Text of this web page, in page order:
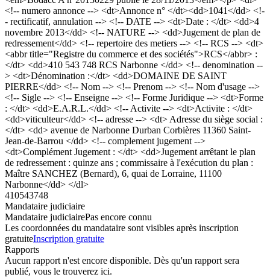
<!-- numero annonce --> <dt>Annonce n° </dt><dd>1041</dd> <!-
- rectificatif, annulation --> <!-- DATE --> <dt>Date : </dt> <dd>4
novembre 2013</dd> <!-- NATURE --> <dd>Jugement de plan de
redressement</dd> <!-- repertoire des metiers --> <!-- RCS --> <dt>
<abbr title="Registre du commerce et des sociétés">RCS</abbr> :
</dt> <dd>410 543 748 RCS Narbonne </dd> <!-- denomination --
> <dt>Dénomination :</dt> <dd>DOMAINE DE SAINT
PIERRE</dd> <!-- Nom --> <!-- Prenom --> <!-- Nom d'usage -->
<!-- Sigle --> <!-- Enseigne --> <!-- Forme Juridique --> <dt>Forme
: </dt> <dd>E.A.R.L.</dd> <!-- Activite --> <dt>Activite : </dt>
<dd>viticulteur</dd> <!-- adresse --> <dt> Adresse du siège social :
</dt> <dd> avenue de Narbonne Durban Corbières 11360 Saint-
Jean-de-Barrou </dd> <!-- complement jugement -->
<dt>Complément Jugement : </dt> <dd>Jugement arrêtant le plan
de redressement : quinze ans ; commissaire à l'exécution du plan :
Maître SANCHEZ (Bernard), 6, quai de Lorraine, 11100
Narbonne</dd> </dl>
410543748
Mandataire judiciaire
Mandataire judiciairePas encore connu
Les coordonnées du mandataire sont visibles après inscription
gratuiteInscription gratuite
Rapports
Aucun rapport n'est encore disponible. Dès qu'un rapport sera
publié, vous le trouverez ici.